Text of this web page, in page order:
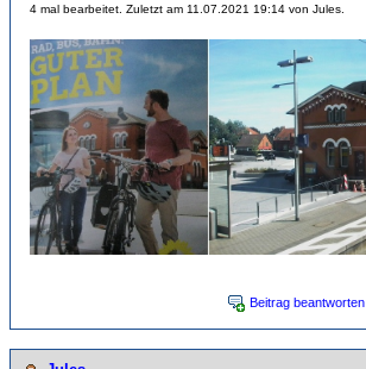
4 mal bearbeitet. Zuletzt am 11.07.2021 19:14 von Jules.
Beitrag beantworten